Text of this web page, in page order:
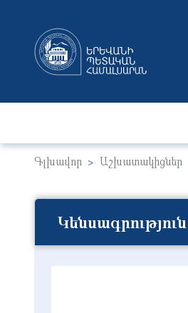
Գլխավոր Աշխատակիցներ
Կենսագրություն